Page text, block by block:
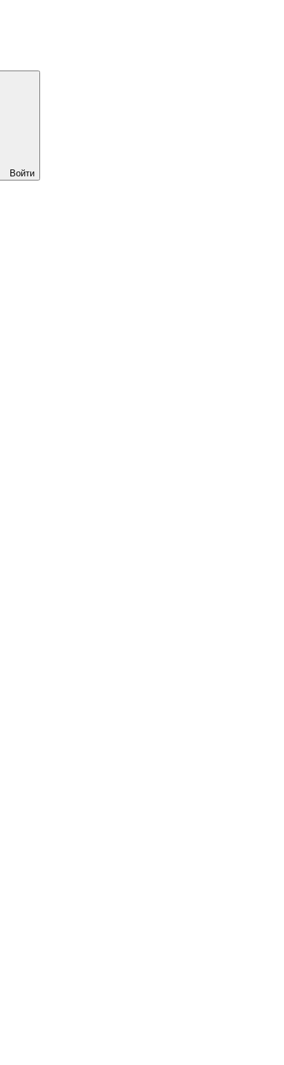
Войти